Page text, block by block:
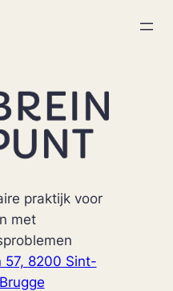
praktijk voor
met
57, 8200 Sint-